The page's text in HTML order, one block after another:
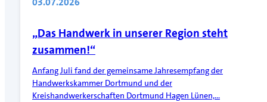
„Das Handwerk in unserer Region steht
zusammen!“
Anfang Juli fand der gemeinsame Jahresempfang der
Handwerkskammer Dortmund und der
Kreishandwerkerschaften Dortmund Hagen Lünen,…